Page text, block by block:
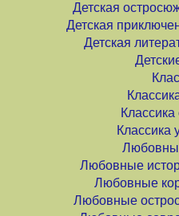
Детская
Детская
Детская
Классика
Классика
Любовные
Любовные
Любовные